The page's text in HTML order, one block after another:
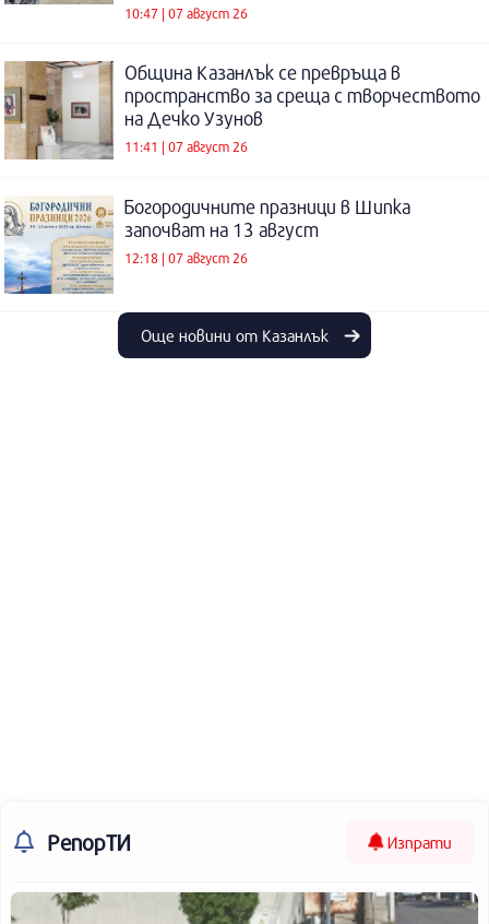
10:47 | 07 август 26
Община Казанлък се превръща в
пространство за среща с творчеството
на Дечко Узунов
11:41 | 07 август 26
Богородичните празници в Шипка
започват на 13 август
12:18 | 07 август 26
Още новини от Казанлък
РепорТИ Изпрати